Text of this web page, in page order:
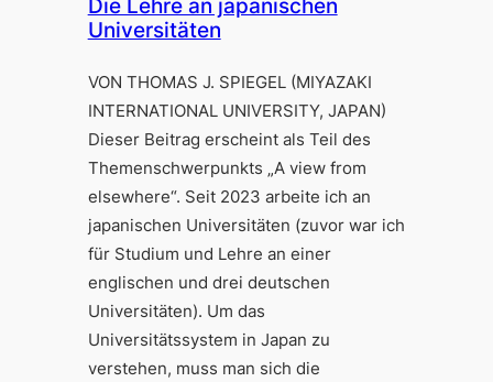
Die Lehre an japanischen
Universitäten
VON THOMAS J. SPIEGEL (MIYAZAKI
INTERNATIONAL UNIVERSITY, JAPAN)
Dieser Beitrag erscheint als Teil des
Themenschwerpunkts „A view from
elsewhere“. Seit 2023 arbeite ich an
japanischen Universitäten (zuvor war ich
für Studium und Lehre an einer
englischen und drei deutschen
Universitäten). Um das
Universitätssystem in Japan zu
verstehen, muss man sich die